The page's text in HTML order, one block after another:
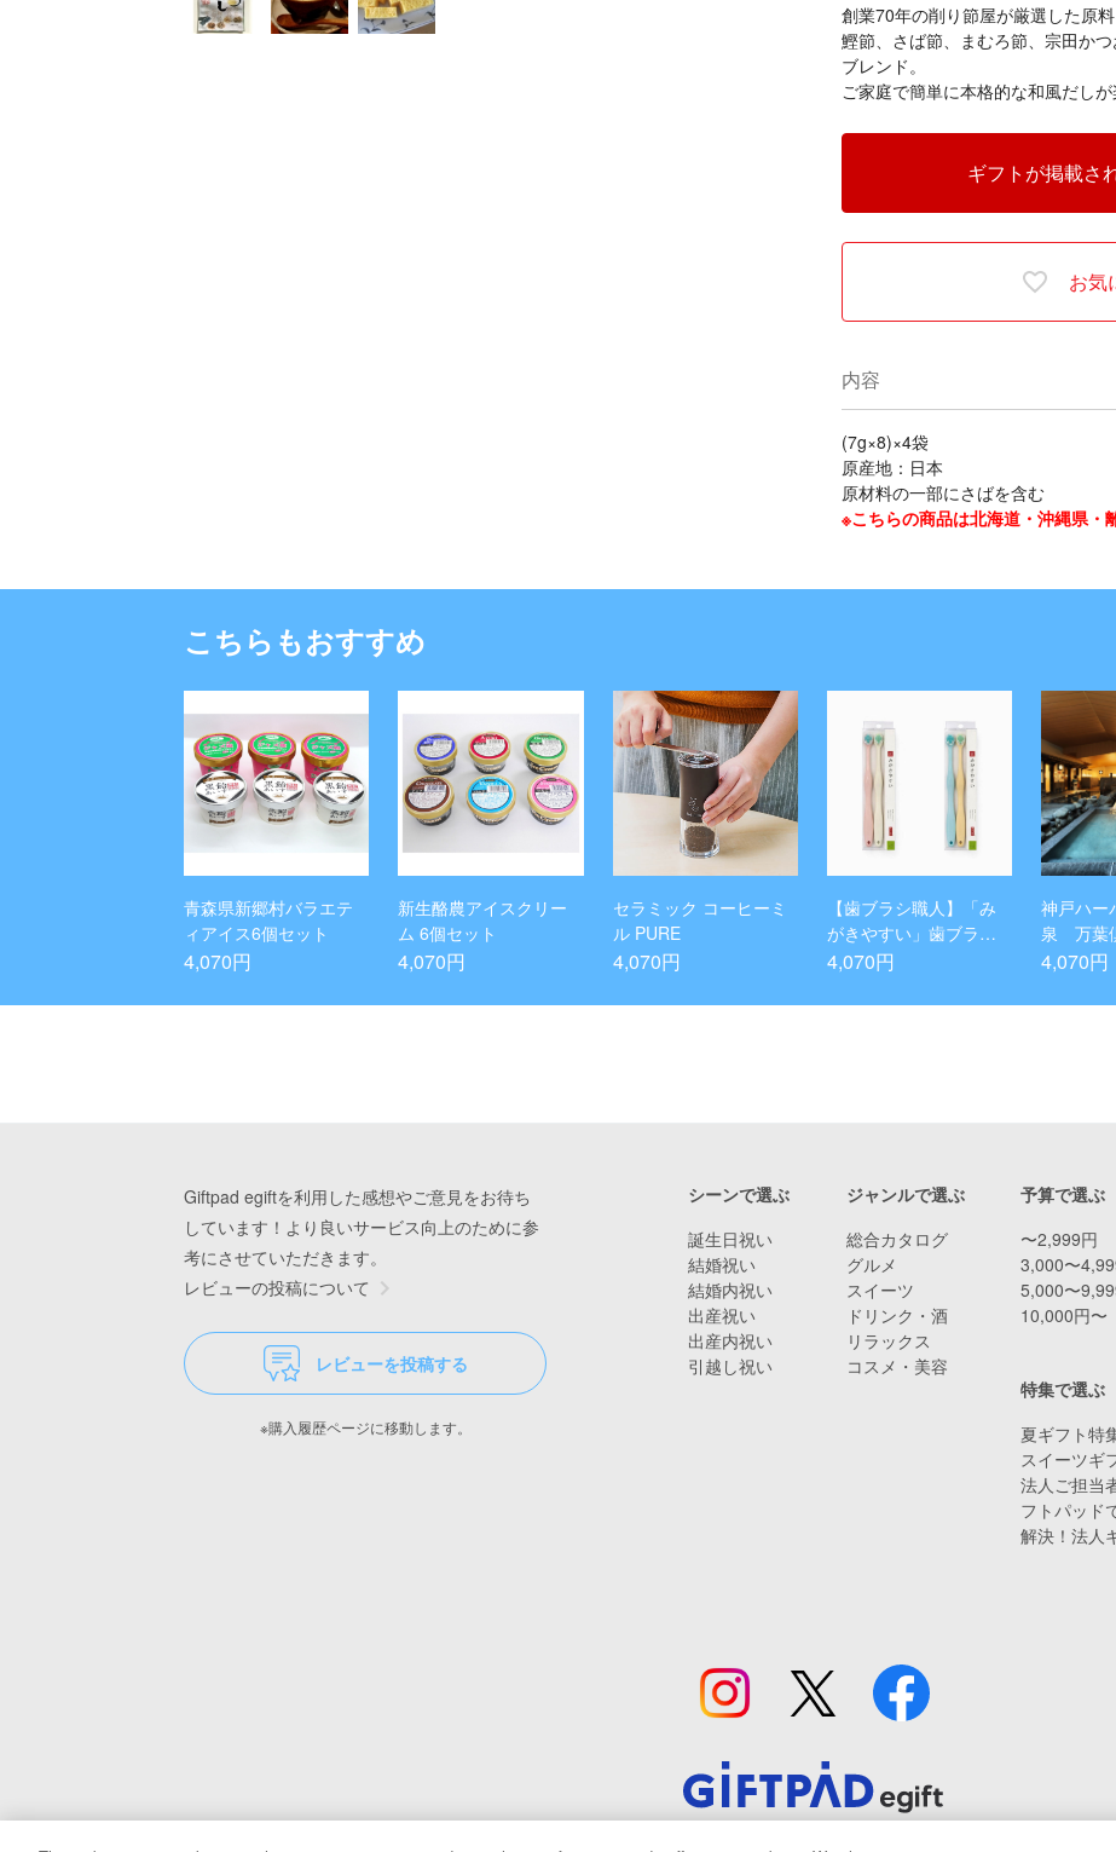
創業70年の削り節屋が厳選した原料
鰹節、さば節、まむろ節、宗田か
ブレンド。
ご家庭で簡単に本格的な和風だしが
ギフトが掲載さ
お気
内容
(7g×8)×4袋
原産地：日本
原材料の一部にさばを含む
※こちらの商品は北海道・沖縄県・
こちらもおすすめ
青森県新郷村バラエテ
ィアイス6個セット
4,070円
新生酪農アイスクリー
ム 6個セット
4,070円
セラミック コーヒーミ
ル PURE
4,070円
【歯ブラシ職人】「み
がきやすい」歯ブラシ
ワイド ふつう 12本セッ
4,070円
神戸ハー
泉 万葉
り入浴 1
4,070円
Giftpad egiftを利用した感想やご意見をお待ち
しています！より良いサービス向上のために参
考にさせていただきます。
レビューの投稿について
レビューを投稿する
※購入履歴ページに移動します。
シーンで選ぶ
誕生日祝い
結婚祝い
結婚内祝い
出産祝い
出産内祝い
引越し祝い
予算で選ぶ
〜2,999円
3,000〜
5,000〜
10,000円〜
ジャンルで選ぶ
総合カタログ
グルメ
スイーツ
ドリンク・酒
リラックス
コスメ・美容
特集で選ぶ
夏ギフト特
スイーツギ
法人ご担当
フトパッド
解決！法人